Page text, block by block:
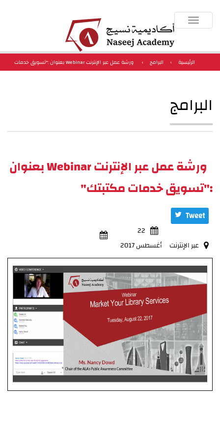
Toggle
navigation
الرئيسية › البرامج ›
ورشة عمل عبر الإنترنت Webinar بعنوان :"تسويق خدمات
البرامج
ورشة عمل عبر الإنترنت Webinar بعنوان
:"تسويق خدمات مكتبتك"
Tweet
عبر الإنترنت
22
أغسطس 2017